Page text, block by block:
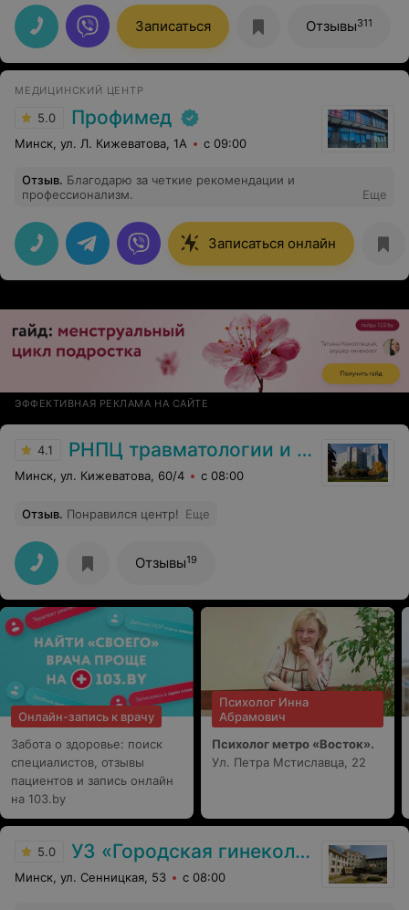
Весь персонал больницы доброжелательный и
отзывчивый. Спасибо всем!
Записаться Отзывы311
МЕДИЦИНСКИЙ ЦЕНТР
5.0 Профимед
Минск, ул. Л. Кижеватова, 1А с 09:00
Отзыв. Благодарю за четкие рекомендации и
профессионализм.
Еще
Записаться онлайн
ЭФФЕКТИВНАЯ РЕКЛАМА НА САЙТЕ
4.1 РНПЦ травматологии и ортопедии
Минск, ул. Кижеватова, 60/4 с 08:00
Отзыв. Понравился центр! Еще
Отзывы19
Онлайн-запись к врачу
Забота о здоровье: поиск
специалистов, отзывы
пациентов и запись онлайн
на 103.by
Психолог Инна
Абрамович
Психолог метро «Восток».
Ул. Петра Мстиславца, 22
5.0 УЗ «Городская гинекологическая больница»
Минск, ул. Сенницкая, 53 с 08:00